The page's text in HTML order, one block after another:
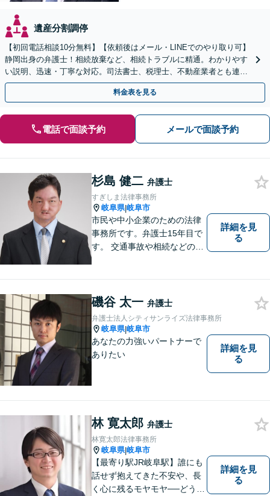
遺産分割調停
【初回電話相談10分無料】【依頼後はメール・LINEでのやり取り可】
静岡出身の弁護士！相続放棄など、相続トラブルに精通。わかりやす
い説明、迅速・丁寧な対応。司法書士、税理士、不動産業者とも連携
し、遺産相続をトータルサポート【完全個室相談】
料金表を見る
電話で面談予約 メールで面談予約
杉島 健二 弁護士
すぎしま法律事務所
岐阜県|岐阜市
市民や中小企業のための法律
事務所です。弁護士15年目で
す。 交通事故や相続などの相
ました。特に交通事故では多
くの後遺障害事故や死亡事故
を解決してきました。
詳細を見
る
磯谷 太一 弁護士
弁護士法人シティサンライズ法律事務所
岐阜県|岐阜市
あなたの力強いパートナーで
ありたい
詳細を見
る
林 寛太郎 弁護士
林寛太郎法律事務所
岐阜県|岐阜市
【最寄り駅JR岐阜駅】誰にも
話せず抱えてきた不安や、長
く心に残るモヤモヤ──どうぞ
詳細を見
る